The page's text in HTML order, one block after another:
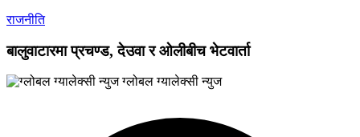
राजनीति
बालुवाटारमा प्रचण्ड, देउवा र ओलीबीच भेटवार्ता
ग्लोबल ग्यालेक्सी न्युज